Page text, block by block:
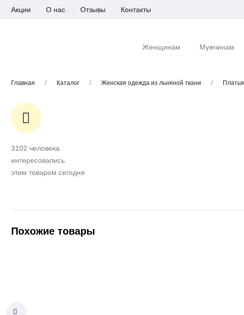
Акции О нас Отзывы Контакты
Женщинам Мужчинам
Главная / Каталог / Женская одежда из льняной ткани / Платья
3102 человека
интересовались
этим товаром сегодня
Похожие товары